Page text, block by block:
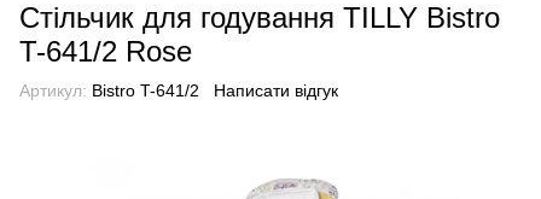
Стільчик для годування TILLY Bistro
T-641/2 Rose
Артикул: Bistro T-641/2 Написати відгук